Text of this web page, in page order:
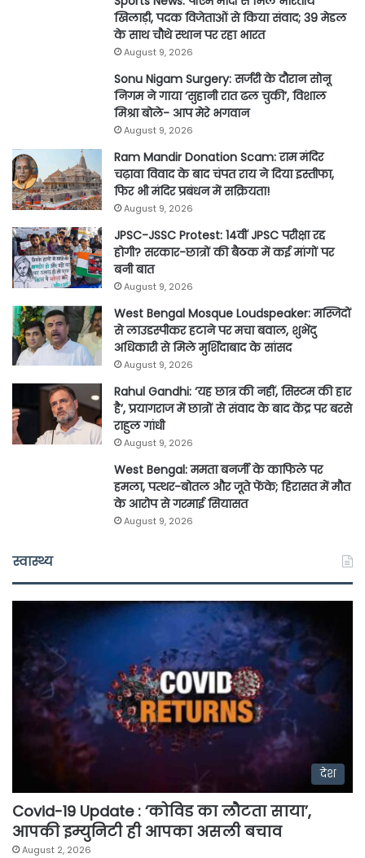
खिलाड़ी, पदक विजेताओं से किया संवाद; 39 मेडल
के साथ चौथे स्थान पर रहा भारत
August 9, 2026
Sonu Nigam Surgery: सर्जरी के दौरान सोनू
निगम ने गाया ‘सुहानी रात ढल चुकी’, विशाल
मिश्रा बोले- आप मेरे भगवान
August 9, 2026
Ram Mandir Donation Scam: राम मंदिर
चढ़ावा विवाद के बाद चंपत राय ने दिया इस्तीफा,
फिर भी मंदिर प्रबंधन में सक्रियता!
August 9, 2026
JPSC-JSSC Protest: 14वीं JPSC परीक्षा रद्द
होगी? सरकार-छात्रों की बैठक में कई मांगों पर
बनी बात
August 9, 2026
West Bengal Mosque Loudspeaker: मस्जिदों
से लाउडस्पीकर हटाने पर मचा बवाल, शुभेंदु
अधिकारी से मिले मुर्शिदाबाद के सांसद
August 9, 2026
Rahul Gandhi: ‘यह छात्र की नहीं, सिस्टम की हार
है’, प्रयागराज में छात्रों से संवाद के बाद केंद्र पर बरसे
राहुल गांधी
August 9, 2026
West Bengal: ममता बनर्जी के काफिले पर
हमला, पत्थर-बोतल और जूते फेंके; हिरासत में मौत
के आरोप से गरमाई सियासत
August 9, 2026
स्वास्थ्य
देश
Covid-19 Update : ‘कोविड का लौटता साया’,
आपकी इम्युनिटी ही आपका असली बचाव
August 2, 2026